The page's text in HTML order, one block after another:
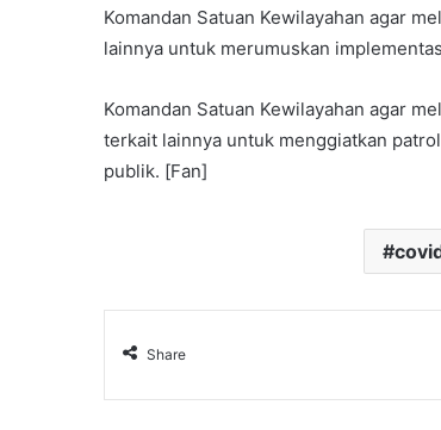
Komandan Satuan Kewilayahan agar
lainnya untuk merumuskan
Komandan Satuan Kewilayahan agar
terkait lainnya untuk menggiatkan
publik. [Fan]
Share